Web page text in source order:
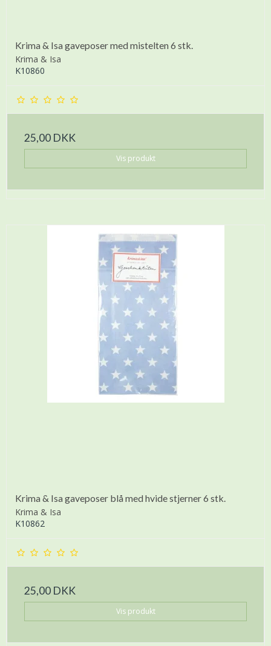
Krima & Isa gaveposer med mistelten 6 stk.
Krima & Isa
K10860
25,00 DKK
Vis produkt
Krima & Isa gaveposer blå med hvide stjerner 6 stk.
Krima & Isa
K10862
25,00 DKK
Vis produkt